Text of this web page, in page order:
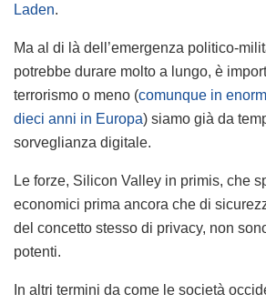
Laden.
Ma al di là dell’emergenza politico-
potrebbe durare molto a lungo, è
terrorismo o meno (comunque in
dieci anni in Europa) siamo già da
sorveglianza digitale.
Le forze, Silicon Valley in primis, che
economici prima ancora che di
del concetto stesso di privacy, non
potenti.
In altri termini da come le società